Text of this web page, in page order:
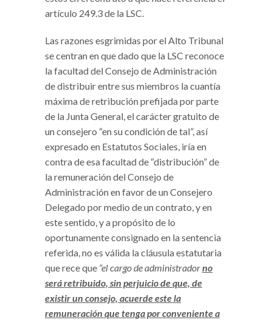
artículo 249.3 de la LSC.
Las razones esgrimidas por el Alto Tribunal
se centran en que dado que la LSC reconoce
la facultad del Consejo de Administración
de distribuir entre sus miembros la cuantía
máxima de retribución prefijada por parte
de la Junta General, el carácter gratuito de
un consejero “en su condición de tal”, así
expresado en Estatutos Sociales, iría en
contra de esa facultad de “distribución” de
la remuneración del Consejo de
Administración en favor de un Consejero
Delegado por medio de un contrato, y en
este sentido, y a propósito de lo
oportunamente consignado en la sentencia
referida, no es válida la cláusula estatutaria
que rece que “el cargo de administradorno
será retribuido, sin perjuicio de que, de
existir un consejo, acuerde este la
remuneración que tenga por conveniente a